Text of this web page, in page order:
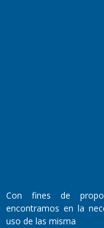
Walter René Goñi
Con fines de
encontramos en la
uso de las misma